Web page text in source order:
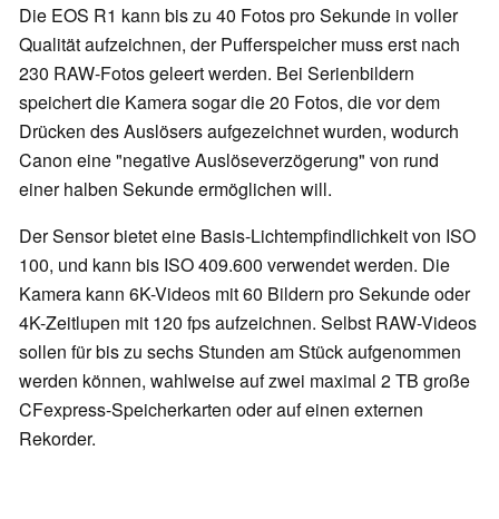
Die EOS R1 kann bis zu 40 Fotos pro Sekunde in voller
Qualität aufzeichnen, der Pufferspeicher muss erst nach
230 RAW-Fotos geleert werden. Bei Serienbildern
speichert die Kamera sogar die 20 Fotos, die vor dem
Drücken des Auslösers aufgezeichnet wurden, wodurch
Canon eine "negative Auslöseverzögerung" von rund
einer halben Sekunde ermöglichen will.
Der Sensor bietet eine Basis-Lichtempfindlichkeit von ISO
100, und kann bis ISO 409.600 verwendet werden. Die
Kamera kann 6K-Videos mit 60 Bildern pro Sekunde oder
4K-Zeitlupen mit 120 fps aufzeichnen. Selbst RAW-Videos
sollen für bis zu sechs Stunden am Stück aufgenommen
werden können, wahlweise auf zwei maximal 2 TB große
CFexpress-Speicherkarten oder auf einen externen
Rekorder.